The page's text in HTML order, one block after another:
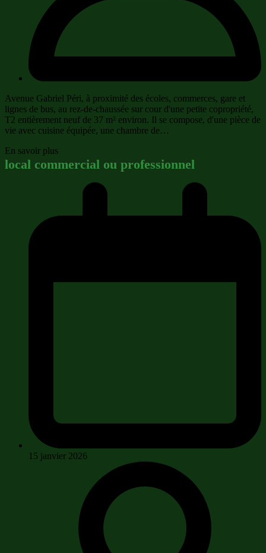
Avenue Gabriel Péri, à proximité des écoles, commerces, gare et
lignes de bus, au rez-de-chaussée sur cour d'une petite copropriété,
T2 entièrement neuf de 37 m² environ. Il se compose, d'une pièce de
vie avec cuisine équipée, une chambre de…
En savoir plus
local commercial ou professionnel
15 janvier 2026